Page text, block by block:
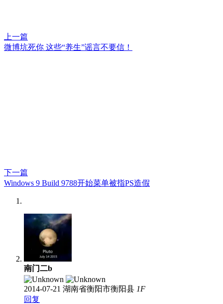
上一篇
微博坑死你 这些“养生”谣言不要信！
下一篇
Windows 9 Build 9788开始菜单被指PS造假
南门二b
2014-07-21 湖南省衡阳市衡阳县 1F
回复